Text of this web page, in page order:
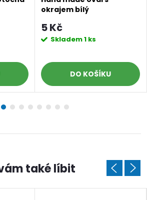
okrajem bílý
5 Kč
Skladem1 ks
DO KOŠÍKU